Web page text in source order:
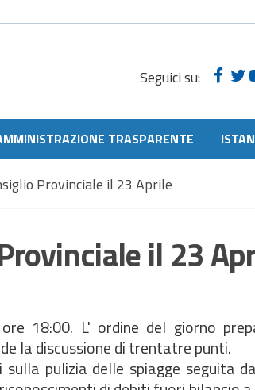
Seguici su:
TRASPARENTE
Provinciale il 23 Aprile
il 23
18:00. L' ordine del giorno
la discussione di trentatre punti.
pulizia delle spiagge seguita